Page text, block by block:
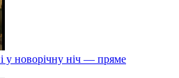
у новорічну ніч — пряме